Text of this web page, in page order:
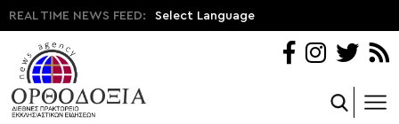
REAL TIME NEWS FEED: Select Language